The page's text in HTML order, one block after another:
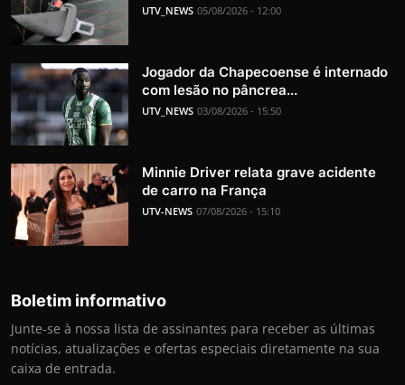
UTV_NEWS 05/08/2026 - 12:00
Jogador da Chapecoense é internado
com lesão no pâncrea...
UTV_NEWS 03/08/2026 - 15:50
Minnie Driver relata grave acidente
de carro na França
UTV-NEWS 07/08/2026 - 15:10
Boletim informativo
Junte-se à nossa lista de assinantes para receber as últimas
notícias, atualizações e ofertas especiais diretamente na sua
caixa de entrada.